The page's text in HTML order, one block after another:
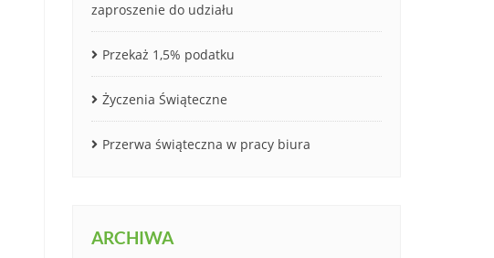
zaproszenie do udziału
Przekaż 1,5% podatku
Życzenia Świąteczne
Przerwa świąteczna w pracy biura
ARCHIWA